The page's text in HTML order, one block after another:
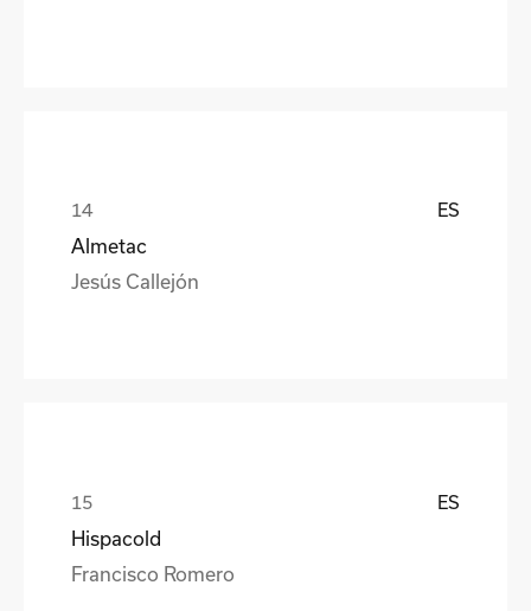
ES
Almetac
Jesús Callejón
ES
Hispacold
Francisco Romero